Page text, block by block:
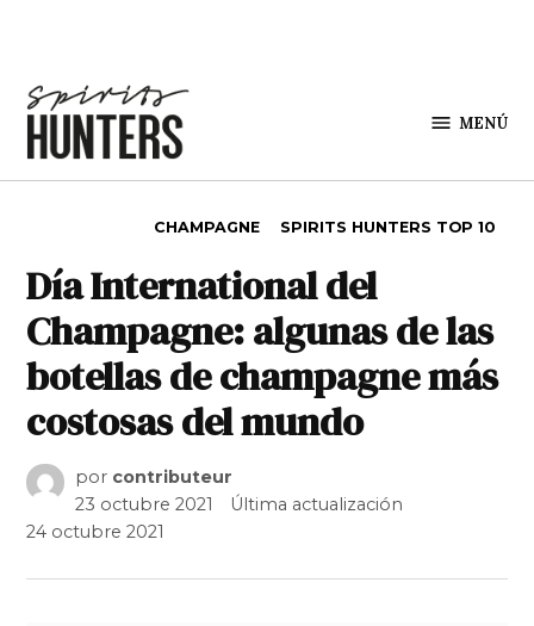
MENÚ
CHAMPAGNE SPIRITS HUNTERS TOP 10
Día International del
Champagne: algunas de las
botellas de champagne más
costosas del mundo
por contributeur
23 octubre 2021
Última actualización
24 octubre 2021